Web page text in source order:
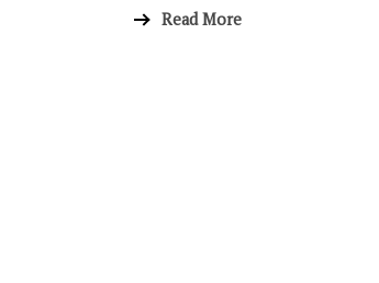
Read More